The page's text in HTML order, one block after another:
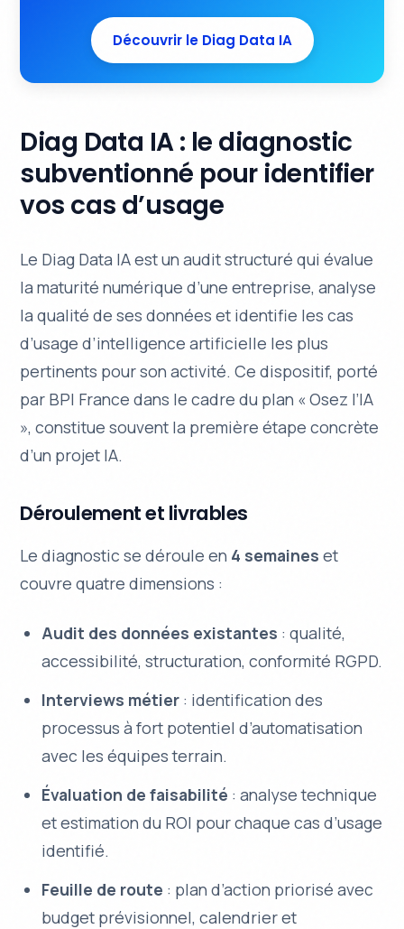
Découvrir le Diag Data IA
Diag Data IA : le diagnostic
subventionné pour identifier
vos cas d’usage
Le Diag Data IA est un audit structuré qui évalue
la maturité numérique d’une entreprise, analyse
la qualité de ses données et identifie les cas
d’usage d’intelligence artificielle les plus
pertinents pour son activité. Ce dispositif, porté
par BPI France dans le cadre du plan « Osez l’IA
», constitue souvent la première étape concrète
d’un projet IA.
Déroulement et livrables
Le diagnostic se déroule en 4 semaines et
couvre quatre dimensions :
Audit des données existantes : qualité,
accessibilité, structuration, conformité RGPD.
Interviews métier : identification des
processus à fort potentiel d’automatisation
avec les équipes terrain.
Évaluation de faisabilité : analyse technique
et estimation du ROI pour chaque cas d’usage
identifié.
Feuille de route : plan d’action priorisé avec
budget prévisionnel, calendrier et